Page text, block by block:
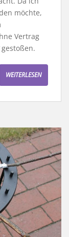
möchte,
Vertrag
gestoßen.
WEITERLESEN